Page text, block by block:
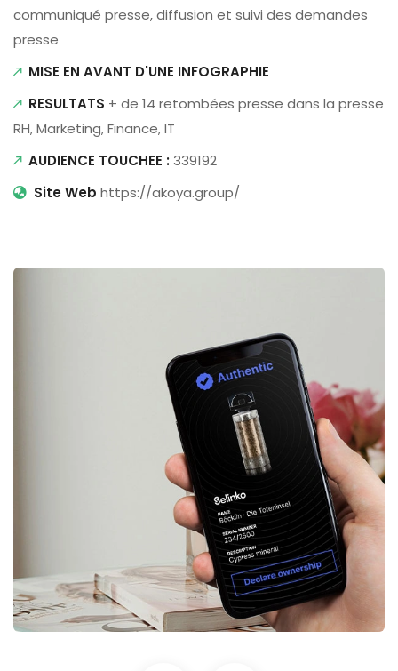
communiqué presse, diffusion et suivi des demandes
presse
MISE EN AVANT D'UNE INFOGRAPHIE
RESULTATS + de 14 retombées presse dans la presse
RH, Marketing, Finance, IT
AUDIENCE TOUCHEE :339192
Site Web https://akoya.group/
Selinko : RP pour l’annonce de
son acquisition par Toppan
Positionnement Presse RP